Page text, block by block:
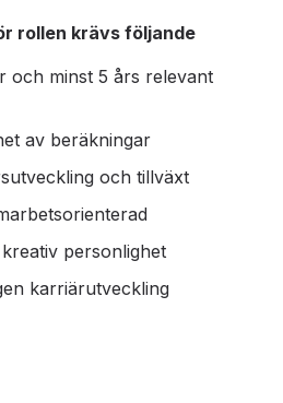
rollen krävs följande
och minst 5 års relevant
av beräkningar
och tillväxt
personlighet
karriärutveckling